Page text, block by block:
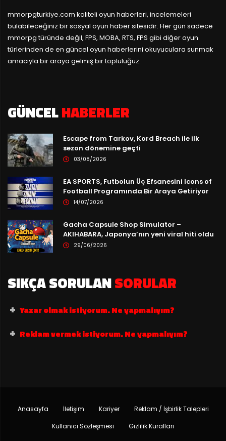
mmorpgturkiye.com kaliteli oyun haberleri, incelemeleri
bulabileceğiniz bir sosyal oyun haber sitesidir. Her gün sadece
mmorpg türünde değil, FPS, MOBA, RTS, FPS gibi diğer oyun
türlerinden de en güncel oyun haberlerini okuyuculara sunmak
amacıyla bir araya gelmiş bir topluluğuz.
GÜNCELHABERLER
Escape from Tarkov, Kord Breach ile ilk
sezon dönemine geçti
03/08/2026
EA SPORTS, Futbolun Üç Efsanesini Icons of
Football Programında Bir Araya Getiriyor
14/07/2026
Gacha Capsule Shop Simulator –
AKIHABARA, Japonya’nın yeni viral hiti oldu
29/06/2026
SIKÇA SORULANSORULAR
Yazar olmak istiyorum. Ne yapmalıyım?
Reklam vermek istiyorum. Ne yapmalıyım?
Anasayfa İletişim Kariyer
Reklam / İşbirlik Talepleri
Kullanıcı Sözleşmesi
Gizlilik Kuralları